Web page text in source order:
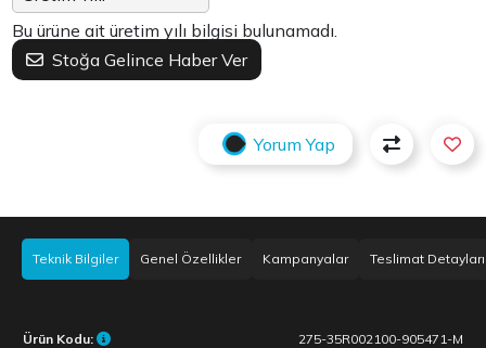
Bu ürüne ait üretim yılı bilgisi bulunamadı.
Stoğa Gelince Haber Ver
Yorum Yap
Teknik Bilgiler Genel Özellikler Kampanyalar Teslimat Detayları
Ürün Kodu:
275-35R002100-905471-M